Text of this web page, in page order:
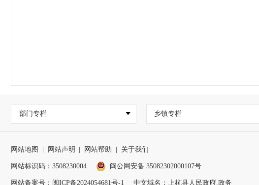
部门专栏 乡镇专栏
网站地图 | 网站声明 | 网站帮助 | 关于我们
网站标识码：3508230004 闽公网安备 35082302000107号
网站备案号： 闽ICP备2024054681号-1 中文域名：上杭县人民政府.政务